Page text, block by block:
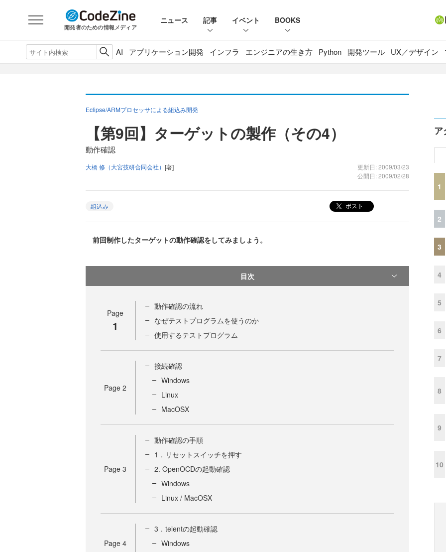
開発者のための情報メディア
ニュース 記事 イベント BOOKS
AI アプリケーション開発 インフラ エンジニアの生き方 Python 開発ツール UX／デザイン
Eclipse/ARMプロセッサによる組込み開発
【第9回】ターゲットの製作（その4）
動作確認
大橋 修（大宮技研合同会社） [著]
更新日: 2009/03/23
公開日: 2009/02/28
組込み ポスト
前回制作したターゲットの動作確認をしてみましょう。
目次
Page
1
動作確認の流れ
なぜテストプログラムを使うのか
使用するテストプログラム
Page 2
接続確認
Windows
Linux
MacOSX
Page 3
動作確認の手順
1．リセットスイッチを押す
2. OpenOCDの起動確認
Windows
Linux / MacOSX
Page 4
3．telentの起動確認
Windows
ア
1
2
3
4
5
6
7
8
9
10